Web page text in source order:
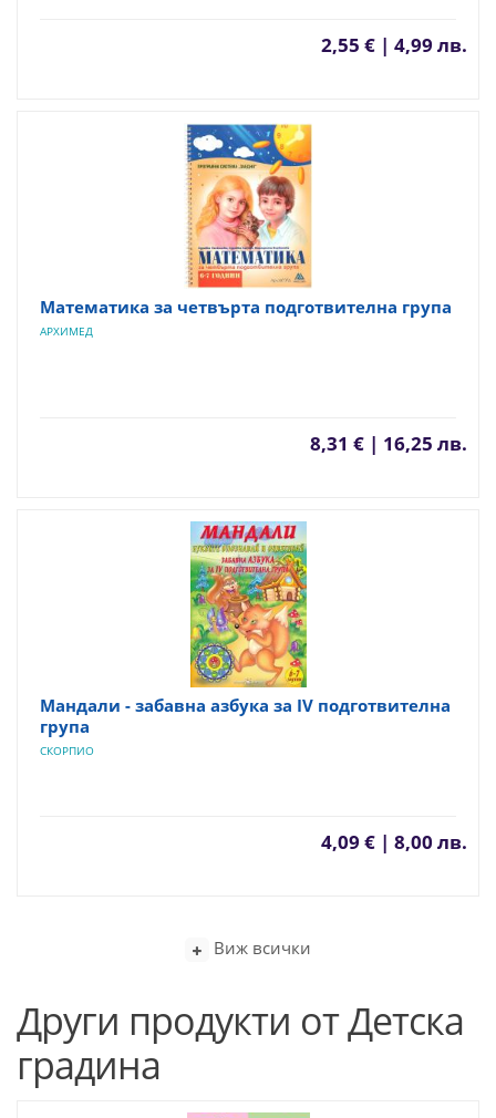
2,55 € | 4,99 лв.
Математика за четвърта подготвителна група
АРХИМЕД
8,31 € | 16,25 лв.
Мандали - забавна азбука за IV подготвителна
група
СКОРПИО
4,09 € | 8,00 лв.
Виж всички
Други продукти от Детска
градина